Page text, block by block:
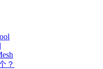
？